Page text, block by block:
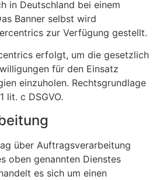
in Deutschland bei einem
Banner selbst wird
zur Verfügung gestellt.
erfolgt, um die gesetzlich
für den Einsatz
einzuholen. Rechtsgrundlage
lit. c DSGVO.
über Auftragsverarbeitung
oben genannten Dienstes
es sich um einen